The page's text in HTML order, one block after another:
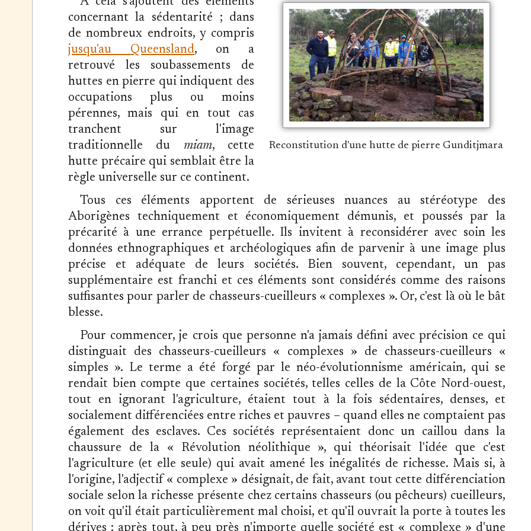
Reconstitution d'une hutte de pierre Gunditjmara
concernant la sédentarité ; dans
de nombreux endroits, y compris
jusqu'au Queensland, on a
retrouvé les soubassements de
huttes en pierre qui indiquent des
occupations plus ou moins
pérennes, mais qui en tout cas
tranchent sur l'image
traditionnelle du miam, cette
hutte précaire qui semblait être la
règle universelle sur ce continent.
Tous ces éléments apportent de sérieuses nuances au stéréotype des
Aborigènes techniquement et économiquement démunis, et poussés par la
précarité à une errance perpétuelle. Ils invitent à reconsidérer avec soin les
données ethnographiques et archéologiques afin de parvenir à une image plus
précise et adéquate de leurs sociétés. Bien souvent, cependant, un pas
supplémentaire est franchi et ces éléments sont considérés comme des raisons
suffisantes pour parler de chasseurs-cueilleurs « complexes ». Or, c'est là où le bât
blesse.
Pour commencer, je crois que personne n'a jamais défini avec précision ce qui
distinguait des chasseurs-cueilleurs « complexes » de chasseurs-cueilleurs «
simples ». Le terme a été forgé par le néo-évolutionnisme américain, qui se
rendait bien compte que certaines sociétés, telles celles de la Côte Nord-ouest,
tout en ignorant l'agriculture, étaient tout à la fois sédentaires, denses, et
socialement différenciées entre riches et pauvres – quand elles ne comptaient pas
également des esclaves. Ces sociétés représentaient donc un caillou dans la
chaussure de la « Révolution néolithique », qui théorisait l'idée que c'est
l'agriculture (et elle seule) qui avait amené les inégalités de richesse. Mais si, à
l'origine, l'adjectif « complexe » désignait, de fait, avant tout cette différenciation
sociale selon la richesse présente chez certains chasseurs (ou pêcheurs) cueilleurs,
on voit qu'il était particulièrement mal choisi, et qu'il ouvrait la porte à toutes les
dérives : après tout, à peu près n'importe quelle société est « complexe » d'une